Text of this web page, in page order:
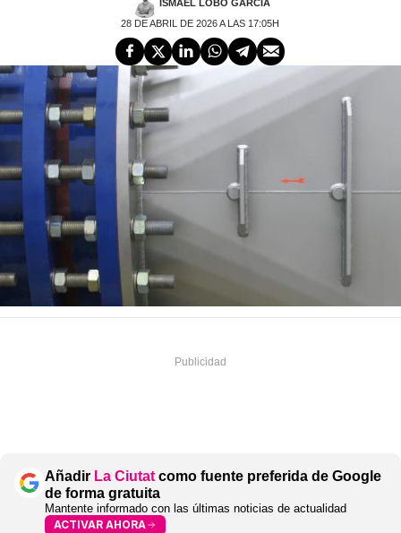
ISMAEL LOBO GARCÍA
28 DE ABRIL DE 2026 A LAS 17:05H
Añadir La Ciutat como fuente preferida de Google
de forma gratuita
Mantente informado con las últimas noticias de actualidad
ACTIVAR AHORA